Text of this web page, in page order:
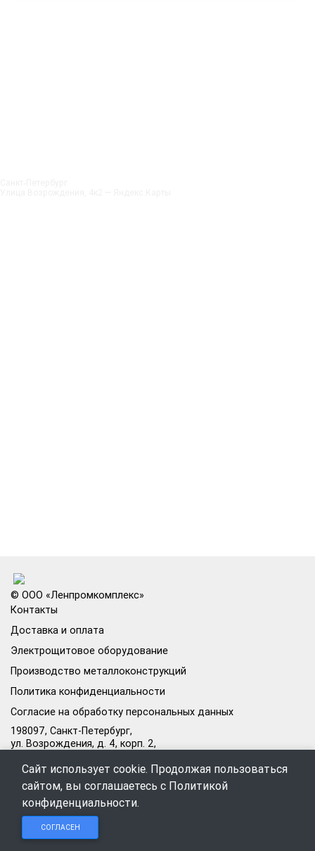
© ООО «Ленпромкомплекс»
Контакты
Доставка и оплата
Электрощитовое оборудование
Производство металлоконструкций
Политика конфиденциальности
Согласие на обработку персональных данных
198097, Санкт-Петербург,
ул. Возрождения, д. 4, корп. 2,
Режим работы офиса:
Пн–Пт: 09:00–18:00
+7 (812) 309-98-44
Сайт использует cookie. Продолжая пользоваться
сайтом, вы соглашаетесь с Политикой
конфиденциальности.
СОГЛАСЕН